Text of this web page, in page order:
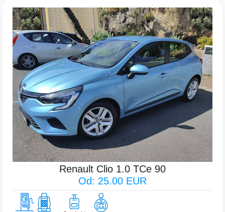
Renault Clio 1.0 TCe 90
Od: 25.00 EUR